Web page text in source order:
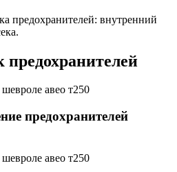
предохранителей: внутренний
предохранителей